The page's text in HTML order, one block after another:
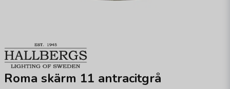
Roma skärm 11 antracitgrå